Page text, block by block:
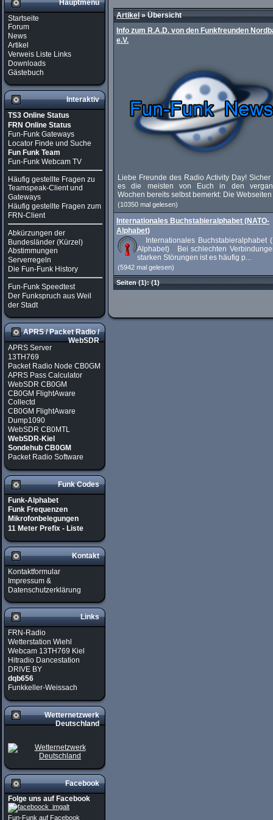
Hauptmenü
Startseite
Forum
News
Artikel
Verweis Liste Links
Downloads
Gästebuch
Interaktiv
TS3 Online Status
FRN Online Status
Fun-Funk Gateways
Locator Finde und Suche
Fun Funk Team
Fun-Funk Webcam TV
Häufig gestellte Fragen zu
Teamspeak-Client und
Gateways
Häufig gestellte Fragen zum
FRN-Client
Abkürzungen der
Bundesländer (Kürzel)
Abstimmungen
Serverregeln
Die Fun-Funk History
Fun-Funk Speedtest
Der Funkspruch aus Weil
der Stadt
APRS / Packet Radio /
WebSDR
APRS Server
13TH769
Packet Radio Node CB0GM
APRS Pass Calculator
WebSDR CB0GM
CB0GM FlightAware
Collectd
CB0GM FlightAware
Dump1090
WebSDR CB0MTL
WebSDR-Kiel
Sondehub CB0GM
Packet Radio Software
Funk Codes
Funk-Alphabet
Funk Frequenzen
Mikrofonbelegungen
11 Meter Prefix - Liste
Kontakt
Kontaktformular
Impressum &
Datenschutzerklärung
Links
FRN-Radio
Wetterstation Wiehl
Webcam 13TH769 Kiel
Hitradio Dancestation
DRIVE BY
dqb656
Funkkeller-Weissach
Wetternetzwerk
Deutschland
Facebook
Folge uns auf Facebook
Fun-Funk auf Facebook
Artikel»Übersicht
Info zum R.A.D. von den Funkfreunden
e.V.
Liebe Freunde des Radio Activity Day! Sicher
es die meisten von Euch in den
Wochen bereits selbst bemerkt: Die Webseiten
(10350 mal gelesen)
Internationales Buchstabieralphabet (NATO-
Alphabet)
Internationales Buchstabieralphabet
Alphabet) Bei schlechten
starken Störungen ist es häufig p...
(5942 mal gelesen)
Seiten(1):(1)